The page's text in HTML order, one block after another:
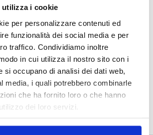
i cookie
per personalizzare contenuti ed
funzionalità dei social media e per
traffico. Condividiamo inoltre
in cui utilizza il nostro sito con i
si occupano di analisi dei dati web,
media, i quali potrebbero combinarle
che ha fornito loro o che hanno
dei loro servizi.
30 Giugno 2026
PREMI 2025. I TOP TEN
30 Giugno 2026
DEL MESE